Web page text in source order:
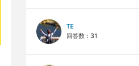
TE
回答数： 31